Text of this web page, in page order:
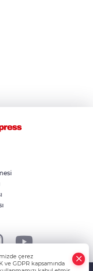
çerez
ve GDPR kapsamında